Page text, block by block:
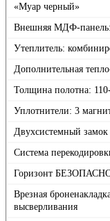
«Муар черный»
Внешняя МДФ-
Утеплитель:
Дополнительная
Толщина полотна:
Уплотнители: 3
Двухсистемный
Система
Горизонт
Врезная
высверливания